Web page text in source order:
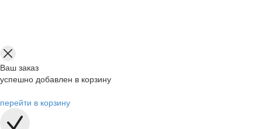
Ваш заказ
успешно добавлен в корзину
перейти в корзину